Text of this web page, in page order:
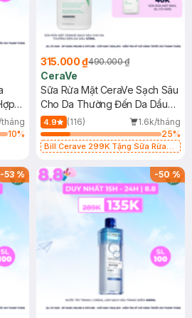
10%
315.000 ₫490.000 ₫
CeraVe
Sữa Rửa Mặt CeraVe Sạch Sâu
Cho Da Thường Đến Da Dầu
473ml
4.9 (116)
1.6k/tháng
25%
Bill Cerave 299K Tặng Sữa Rửa
-53% -50%